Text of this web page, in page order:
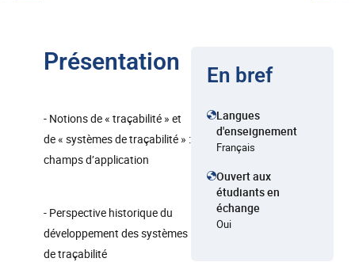
Présentation
- Notions de « traçabilité » et
de « systèmes de traçabilité » :
champs d’application
- Perspective historique du
développement des systèmes
de traçabilité
En bref
Langues
d'enseignement
Français
Ouvert aux
étudiants en
échange
Oui